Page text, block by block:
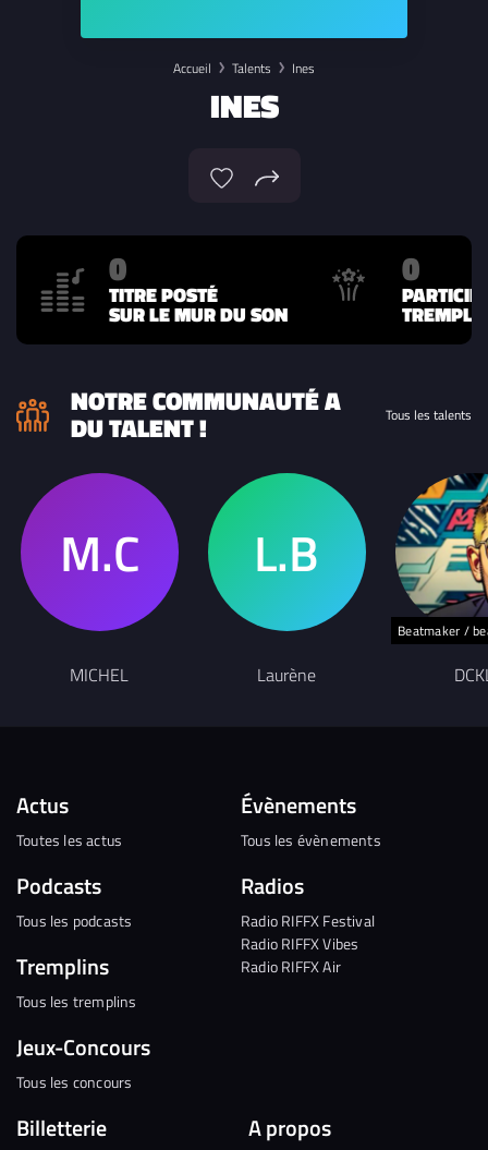
Accueil Talents Ines
INES
0
TITRE POSTÉ
SUR LE MUR DU SON
0
NOTRE COMMUNAUTÉ A
DU TALENT ! Tous les talents
MICHEL Laurène
Beatmaker /
Actus
Toutes les actus
Podcasts
Tous les podcasts
Tremplins
Tous les tremplins
Jeux-Concours
Tous les concours
Évènements
Tous les évènements
Radios
Radio RIFFX Festival
Radio RIFFX Vibes
Radio RIFFX Air
Billetterie A propos